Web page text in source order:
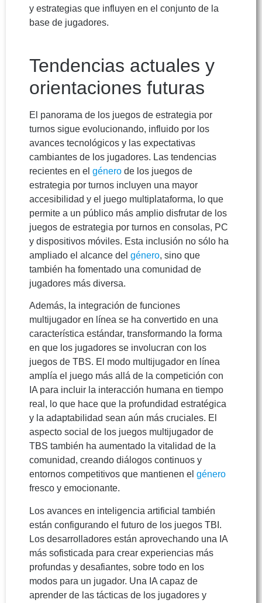
y estrategias que influyen en el conjunto de la
base de jugadores.
Tendencias actuales y
orientaciones futuras
El panorama de los juegos de estrategia por
turnos sigue evolucionando, influido por los
avances tecnológicos y las expectativas
cambiantes de los jugadores. Las tendencias
recientes en el género de los juegos de
estrategia por turnos incluyen una mayor
accesibilidad y el juego multiplataforma, lo que
permite a un público más amplio disfrutar de los
juegos de estrategia por turnos en consolas, PC
y dispositivos móviles. Esta inclusión no sólo ha
ampliado el alcance del género, sino que
también ha fomentado una comunidad de
jugadores más diversa.
Además, la integración de funciones
multijugador en línea se ha convertido en una
característica estándar, transformando la forma
en que los jugadores se involucran con los
juegos de TBS. El modo multijugador en línea
amplía el juego más allá de la competición con
IA para incluir la interacción humana en tiempo
real, lo que hace que la profundidad estratégica
y la adaptabilidad sean aún más cruciales. El
aspecto social de los juegos multijugador de
TBS también ha aumentado la vitalidad de la
comunidad, creando diálogos continuos y
entornos competitivos que mantienen el género
fresco y emocionante.
Los avances en inteligencia artificial también
están configurando el futuro de los juegos TBI.
Los desarrolladores están aprovechando una IA
más sofisticada para crear experiencias más
profundas y desafiantes, sobre todo en los
modos para un jugador. Una IA capaz de
aprender de las tácticas de los jugadores y